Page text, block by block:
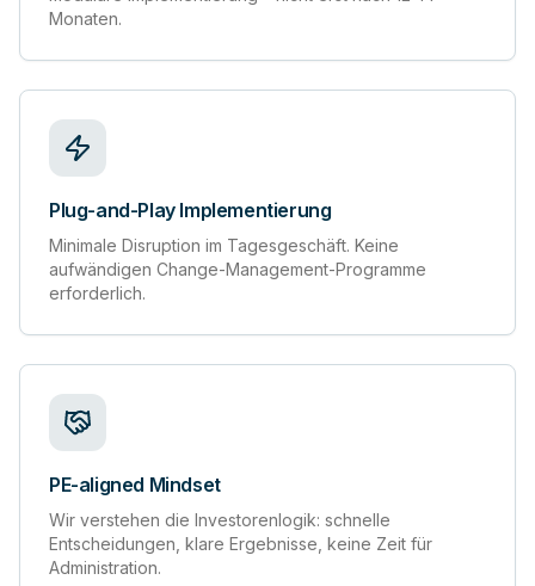
Monaten.
Plug-and-Play Implementierung
Minimale Disruption im Tagesgeschäft. Keine
aufwändigen Change-Management-Programme
erforderlich.
PE-aligned Mindset
Wir verstehen die Investorenlogik: schnelle
Entscheidungen, klare Ergebnisse, keine Zeit für
Administration.